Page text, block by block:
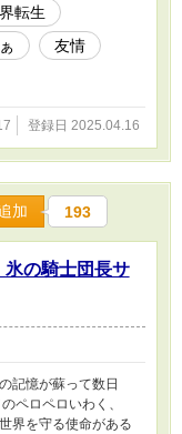
転生
友情
登録日 2025.04.16
加 193
氷の騎士団長サ
記憶が蘇って数日
ペロペロいわく、
界を守る使命がある